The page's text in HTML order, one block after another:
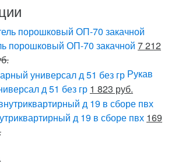
порошковый ОП-70 закачной 7 212
Рукав
д 51 без гр 1 823 руб.
д 19 в сборе пвх 169